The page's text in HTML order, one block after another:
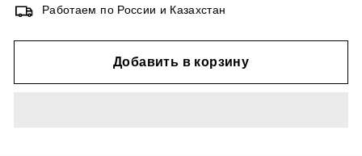
Работаем по России и Казахстан
Добавить в корзину